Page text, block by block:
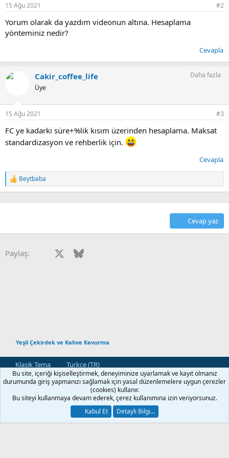
:
15 Ağu 2021 #2
Yorum olarak da yazdım videonun altına. Hesaplama
yönteminiz nedir?
Cevapla
Cakir_coffee_life
Üye
Daha fazla
15 Ağu 2021 #3
FC ye kadarki süre+%lik kısım üzerinden hesaplama. Maksat
standardizasyon ve rehberlik için.
Cevapla
T
e
Beytbaba
Cevap yaz
Paylaş: Facebook Bluesky
Yeşil Çekirdek ve Kahve Kavurma
Klasik Tema
Turkce (TR)
Bize Ulaşın
Kullanım ve Şartlar Gizlilik Politikası
Yardım
R
S
Community platform by XenForo® © 2010-2026 XenForo Ltd.
[XGT] Forum statistics system- XenGenTr
Bu site, içeriği kişiselleştirmek, deneyiminize uyarlamak ve kayıt olmanız
durumunda giriş yapmanızı sağlamak için yasal düzenlemelere uygun çerezler
(cookies) kullanır.
Bu siteyi kullanmaya devam ederek, çerez kullanımına izin veriyorsunuz.
Kabul Et
Detaylı Bilgi...